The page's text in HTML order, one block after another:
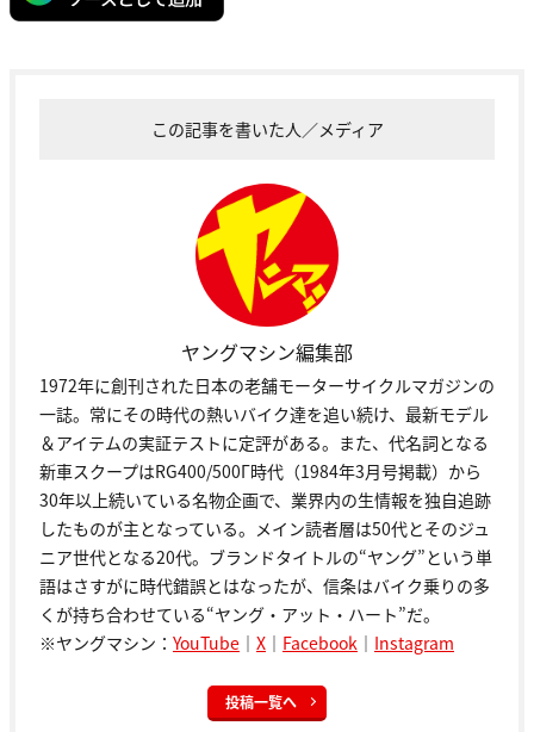
この記事を書いた人／メディア
ヤングマシン編集部
1972年に創刊された日本の老舗モーターサイクルマガジンの
一誌。常にその時代の熱いバイク達を追い続け、最新モデル
＆アイテムの実証テストに定評がある。また、代名詞となる
新車スクープはRG400/500Γ時代（1984年3月号掲載）から
30年以上続いている名物企画で、業界内の生情報を独自追跡
したものが主となっている。メイン読者層は50代とそのジュ
ニア世代となる20代。ブランドタイトルの“ヤング”という単
語はさすがに時代錯誤とはなったが、信条はバイク乗りの多
くが持ち合わせている“ヤング・アット・ハート”だ。
※ヤングマシン： YouTube ｜ X ｜ Facebook ｜ Instagram
投稿一覧へ